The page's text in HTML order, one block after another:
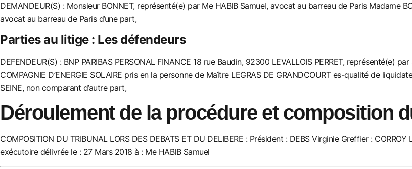
DEMANDEUR(S) : Monsieur BONNET, représenté(e) par Me HABIB Samuel, avocat au barreau de Paris Madame
avocat au barreau de Paris d’une part,
Parties au litige : Les défendeurs
DEFENDEUR(S) : BNP PARIBAS PERSONAL FINANCE 18 rue Baudin, 92300 LEVALLOIS PERRET, représenté(e)
COMPAGNIE D’ENERGIE SOLAIRE pris en la personne de Maître LEGRAS DE GRANDCOURT es-qualité de
SEINE, non comparant d’autre part,
Déroulement de la procédure et composition
COMPOSITION DU TRIBUNAL LORS DES DEBATS ET DU DELIBERE : Président : DEBS Virginie Greffier : CORROY
exécutoire délivrée le : 27 Mars 2018 à : Me HABIB Samuel